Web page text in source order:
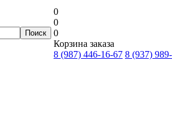
0
0
0
Корзина заказа
8 (987) 446-16-67 8 (937)